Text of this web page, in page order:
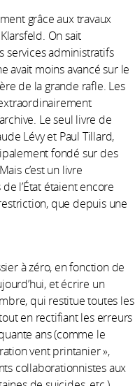
grâce aux travaux
On sait
services administratifs
avait moins avancé sur le
de la grande rafle. Les
Le seul livre de
Lévy et Paul Tillard,
fondé sur des
c’est un livre
l’État étaient encore
que depuis une
à zéro, en fonction de
et écrire un
qui restitue toutes les
en rectifiant les erreurs
ans (comme le
vent printanier »,
collaborationnistes aux